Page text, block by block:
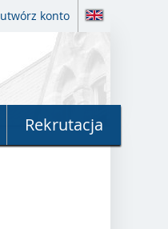
utwórz konto
Rekrutacja